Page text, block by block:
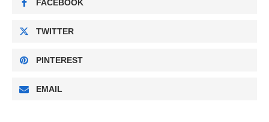
FACEBOOK
TWITTER
PINTEREST
EMAIL